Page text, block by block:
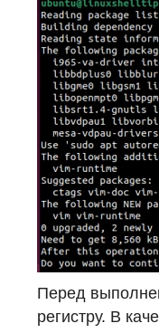
Перед
регистру. В